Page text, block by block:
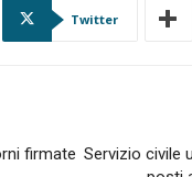
Twitter
firmate Servizio civile